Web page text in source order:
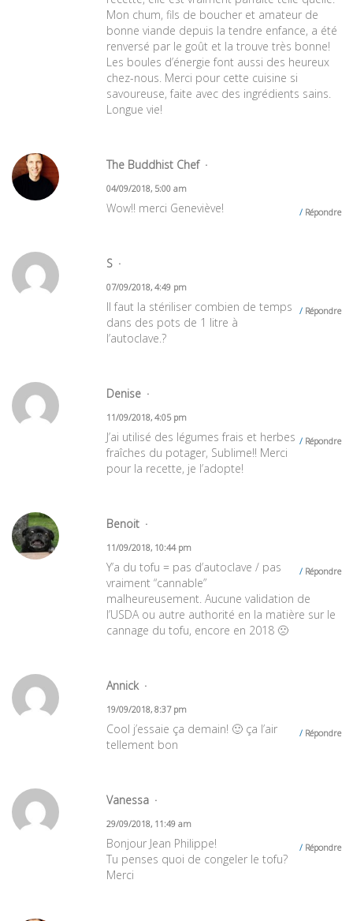
Mon chum, fils de boucher et amateur de
bonne viande depuis la tendre enfance, a été
renversé par le goût et la trouve très bonne!
Les boules d’énergie font aussi des heureux
chez-nous. Merci pour cette cuisine si
savoureuse, faite avec des ingrédients sains.
Longue vie!
The Buddhist Chef
04/09/2018, 5:00 am
Répondre
Wow!! merci Geneviève!
S
07/09/2018, 4:49 pm
Répondre
Il faut la stériliser combien de temps
dans des pots de 1 litre à
l’autoclave.?
Denise
11/09/2018, 4:05 pm
Répondre
J’ai utilisé des légumes frais et herbes
fraîches du potager, Sublime!! Merci
pour la recette, je l’adopte!
Benoit
11/09/2018, 10:44 pm
Répondre
Y’a du tofu = pas d’autoclave / pas
vraiment “cannable”
malheureusement. Aucune validation de
l’USDA ou autre authorité en la matière sur le
cannage du tofu, encore en 2018 🙁
Annick
19/09/2018, 8:37 pm
Répondre
Cool j’essaie ça demain! 🙂 ça l’air
tellement bon
Vanessa
29/09/2018, 11:49 am
Répondre
Bonjour Jean Philippe!
Tu penses quoi de congeler le tofu?
Merci